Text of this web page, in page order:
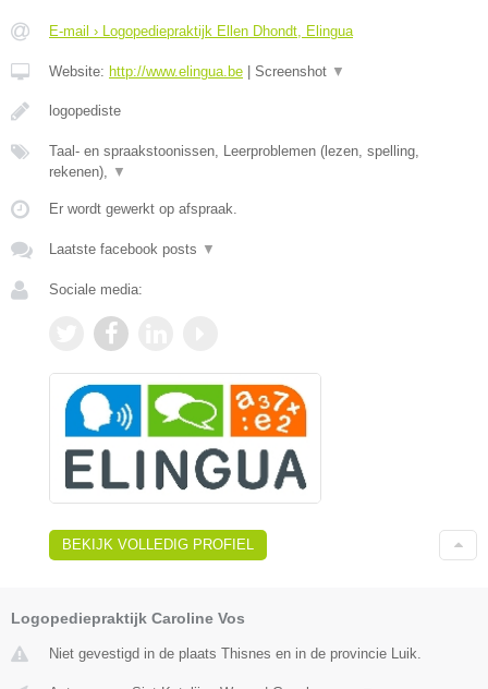
E-mail › Logopediepraktijk Ellen Dhondt, Elingua
Website: http://www.elingua.be Screenshot ▼
logopediste
Taal- en spraakstoonissen, Leerproblemen (lezen, spelling,
rekenen), ▼
Er wordt gewerkt op afspraak.
Laatste facebook posts ▼
Sociale media:
BEKIJK VOLLEDIG PROFIEL
Logopediepraktijk Caroline Vos
Niet gevestigd in de plaats Thisnes en in de provincie Luik.